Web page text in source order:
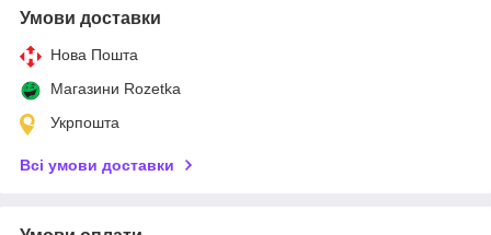
Умови доставки
Нова Пошта
Магазини Rozetka
Укрпошта
Всі умови доставки